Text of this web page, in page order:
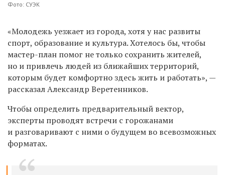
Фото: СУЭК
«Молодежь уезжает из города, хотя у нас развиты
спорт, образование и культура. Хотелось бы, чтобы
мастер-план помог не только сохранить жителей,
но и привлечь людей из ближайших территорий,
которым будет комфортно здесь жить и работать», —
рассказал Александр Веретенников.
Чтобы определить предварительный вектор,
эксперты проводят встречи с горожанами
и разговаривают с ними о будущем во всевозможных
форматах.